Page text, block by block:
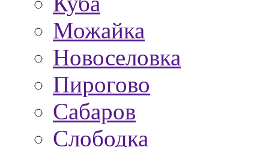
Можайка
Новоселовка
Пирогово
Сабаров
Слободка